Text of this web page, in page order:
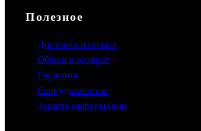
Полезное
Доставка и оплата
Обмен и возврат
Гарантия
Сотрудничество
Защита информации